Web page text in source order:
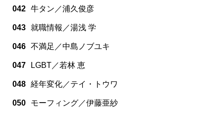
042 牛タン／浦久俊彦
043 就職情報／湯浅 学
046 不満足／中島ノブユキ
047 LGBT／若林 恵
048 経年変化／テイ・トウワ
050 モーフィング／伊藤亜紗